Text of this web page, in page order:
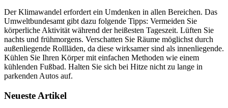
Der Klimawandel erfordert ein Umdenken in allen Bereichen. Das
Umweltbundesamt gibt dazu folgende Tipps: Vermeiden Sie
körperliche Aktivität während der heißesten Tageszeit. Lüften Sie
nachts und frühmorgens. Verschatten Sie Räume möglichst durch
außenliegende Rollläden, da diese wirksamer sind als innenliegende.
Kühlen Sie Ihren Körper mit einfachen Methoden wie einem
kühlenden Fußbad. Halten Sie sich bei Hitze nicht zu lange in
parkenden Autos auf.
Neueste Artikel